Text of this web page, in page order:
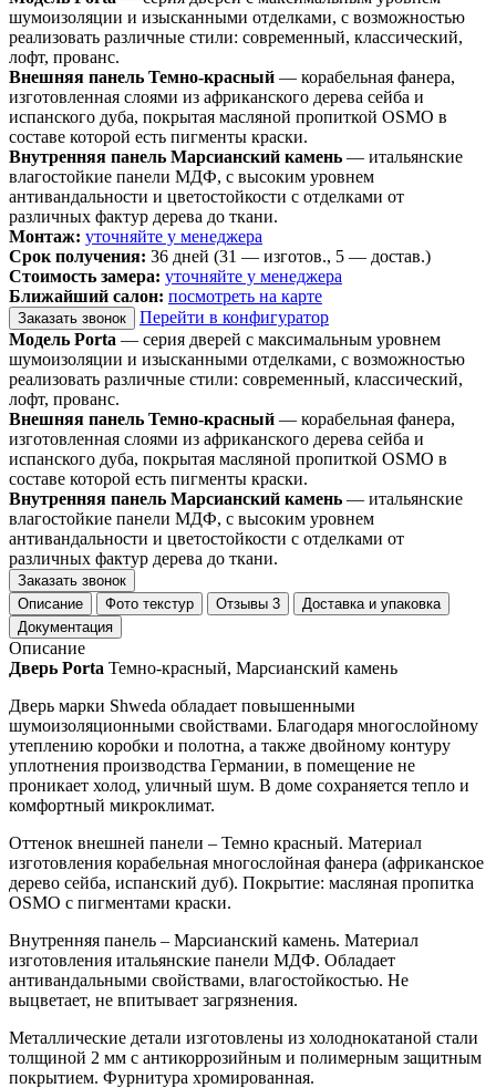
шумоизоляции и изысканными отделками, с возможностью
реализовать различные стили: современный, классический,
лофт, прованс.
Внешняя панель Темно-красный — корабельная фанера,
изготовленная слоями из африканского дерева сейба и
испанского дуба, покрытая масляной пропиткой OSMO в
составе которой есть пигменты краски.
Внутренняя панель Марсианский камень — итальянские
влагостойкие панели МДФ, с высоким уровнем
антивандальности и цветостойкости с отделками от
различных фактур дерева до ткани.
Монтаж: уточняйте у менеджера
Срок получения: 36 дней (31 — изготов., 5 — достав.)
Стоимость замера: уточняйте у менеджера
Ближайший салон: посмотреть на карте
Заказать звонок
Перейти в конфигуратор
Модель Porta — серия дверей с максимальным уровнем
шумоизоляции и изысканными отделками, с возможностью
реализовать различные стили: современный, классический,
лофт, прованс.
Внешняя панель Темно-красный — корабельная фанера,
изготовленная слоями из африканского дерева сейба и
испанского дуба, покрытая масляной пропиткой OSMO в
составе которой есть пигменты краски.
Внутренняя панель Марсианский камень — итальянские
влагостойкие панели МДФ, с высоким уровнем
антивандальности и цветостойкости с отделками от
различных фактур дерева до ткани.
Заказать звонок
Описание
Фото текстур Отзывы 3
Доставка и упаковка
Документация
Описание
Дверь Porta Темно-красный, Марсианский камень
Дверь марки Shweda обладает повышенными
шумоизоляционными свойствами. Благодаря многослойному
утеплению коробки и полотна, а также двойному контуру
уплотнения производства Германии, в помещение не
проникает холод, уличный шум. В доме сохраняется тепло и
комфортный микроклимат.
Оттенок внешней панели – Темно красный. Материал
изготовления корабельная многослойная фанера (африканское
дерево сейба, испанский дуб). Покрытие: масляная пропитка
OSMO с пигментами краски.
Внутренняя панель – Марсианский камень. Материал
изготовления итальянские панели МДФ. Обладает
антивандальными свойствами, влагостойкостью. Не
выцветает, не впитывает загрязнения.
Металлические детали изготовлены из холоднокатаной стали
толщиной 2 мм с антикоррозийным и полимерным защитным
покрытием. Фурнитура хромированная.